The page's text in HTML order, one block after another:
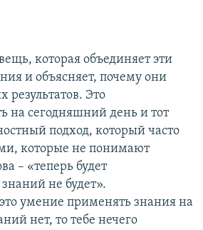
которая объединяет эти
и объясняет, почему они
результатов. Это
на сегодняшний день и тот
подход, который часто
которые не понимают
– «теперь будет
не будет».
умение применять знания на
нет, то тебе нечего